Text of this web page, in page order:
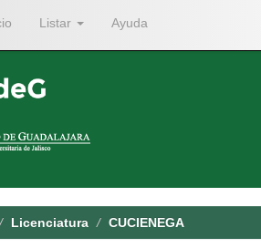
Listar Ayuda
Licenciatura CUCIENEGA